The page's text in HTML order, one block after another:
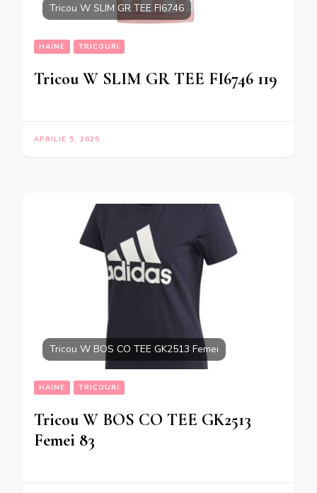
Tricou W SLIM GR TEE FI6746
HAINE TRICOURI
Tricou W SLIM GR TEE FI6746 119
APRILIE 5, 2025
Tricou W BOS CO TEE GK2513 Femei
HAINE TRICOURI
Tricou W BOS CO TEE GK2513
Femei 83